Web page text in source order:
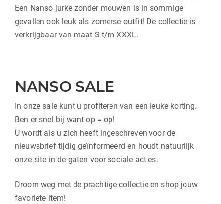
Een Nanso jurke zonder mouwen is in sommige
gevallen ook leuk als zomerse outfit! De collectie is
verkrijgbaar van maat S t/m XXXL.
NANSO SALE
In onze sale kunt u profiteren van een leuke korting.
Ben er snel bij want op = op!
U wordt als u zich heeft ingeschreven voor de
nieuwsbrief tijdig geïnformeerd en houdt natuurlijk
onze site in de gaten voor sociale acties.
Droom weg met de prachtige collectie en shop jouw
favoriete item!